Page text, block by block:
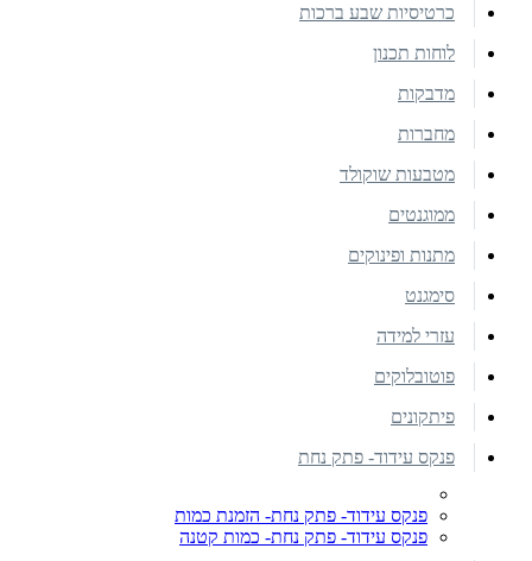
כרטיסיות שבע ברכות
לוחות תכנון
מדבקות
מחברות
מטבעות שוקולד
ממוגנטים
מתנות ופינוקים
סימגנט
עזרי למידה
פוטובלוקים
פיתקונים
פנקס עידוד- פתק נחת
פנקס עידוד- פתק נחת- הזמנת כמות
פנקס עידוד- פתק נחת- כמות קטנה